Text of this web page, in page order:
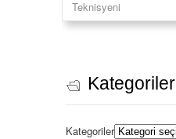
Teknisyeni
Kategoriler
Kategoriler